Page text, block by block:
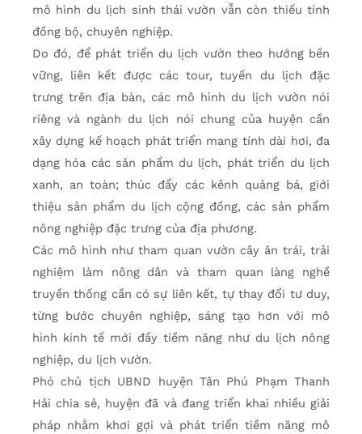
mô hình du lịch sinh thái vườn vẫn còn thiếu tính
đồng bộ, chuyên nghiệp.
Do đó, để phát triển du lịch vườn theo hướng bền
vững, liên kết được các tour, tuyến du lịch đặc
trưng trên địa bàn, các mô hình du lịch vườn nói
riêng và ngành du lịch nói chung của huyện cần
xây dựng kế hoạch phát triển mang tính dài hơi, đa
dạng hóa các sản phẩm du lịch, phát triển du lịch
xanh, an toàn; thúc đẩy các kênh quảng bá, giới
thiệu sản phẩm du lịch cộng đồng, các sản phẩm
nông nghiệp đặc trưng của địa phương.
Các mô hình như tham quan vườn cây ăn trái, trải
nghiệm làm nông dân và tham quan làng nghề
truyền thống cần có sự liên kết, tự thay đổi tư duy,
từng bước chuyên nghiệp, sáng tạo hơn với mô
hình kinh tế mới đầy tiềm năng như du lịch nông
nghiệp, du lịch vườn.
Phó chủ tịch UBND huyện Tân Phú Phạm Thanh
Hải chia sẻ, huyện đã và đang triển khai nhiều giải
pháp nhằm khơi gợi và phát triển tiềm năng mô